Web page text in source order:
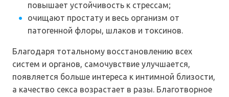
повышает устойчивость к стрессам;
очищают простату и весь организм от
патогенной флоры, шлаков и токсинов.
Благодаря тотальному восстановлению всех
систем и органов, самочувствие улучшается,
появляется больше интереса к интимной близости,
а качество секса возрастает в разы. Благотворное